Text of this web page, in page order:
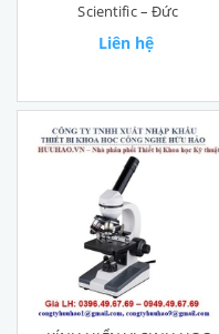
Scientific – Đức
Liên hệ